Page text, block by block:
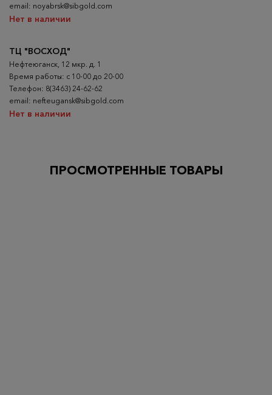
email: noyabrsk@sibgold.com
Нет в наличии
ТЦ "ВОСХОД"
Нефтеюганск, 12 мкр. д. 1
Время работы: с 10-00 до 20-00
Телефон: 8(3463) 24-62-62
email: nefteugansk@sibgold.com
Нет в наличии
ПРОСМОТРЕННЫЕ ТОВАРЫ